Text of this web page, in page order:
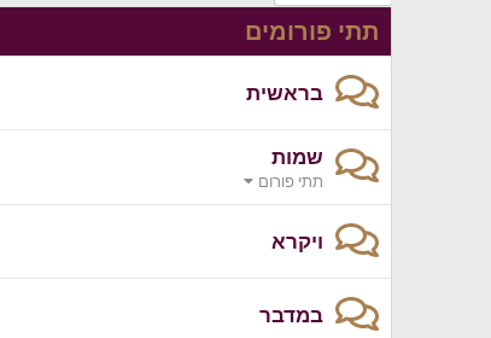
תתי פורומים
בראשית
שמות
תתי פורום
ויקרא
במדבר